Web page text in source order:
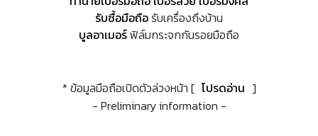
รับซื้อมือถือรับเครื่องถึงบ้าน
บูลอาเมอร์ฟิล์มกระจกกันรอยมือถือ
* ข้อมูลมือถือเปิดตัวล่วงหน้า [ โปรดอ่าน ]
- Preliminary information -